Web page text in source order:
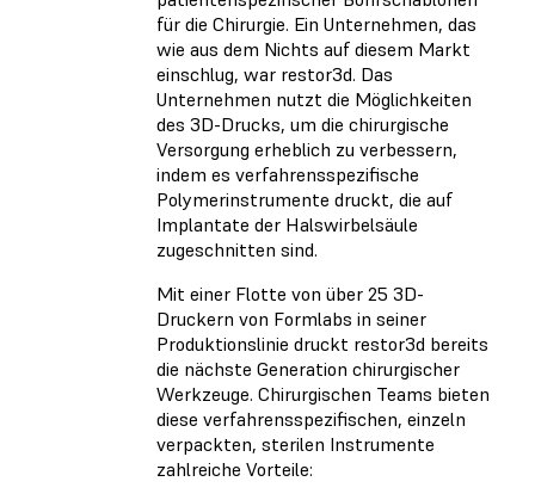
für die Chirurgie. Ein Unternehmen, das
wie aus dem Nichts auf diesem Markt
einschlug, war restor3d. Das
Unternehmen nutzt die Möglichkeiten
des 3D-Drucks, um die chirurgische
Versorgung erheblich zu verbessern,
indem es verfahrensspezifische
Polymerinstrumente druckt, die auf
Implantate der Halswirbelsäule
zugeschnitten sind.
Mit einer Flotte von über 25 3D-
Druckern von Formlabs in seiner
Produktionslinie druckt restor3d bereits
die nächste Generation chirurgischer
Werkzeuge. Chirurgischen Teams bieten
diese verfahrensspezifischen, einzeln
verpackten, sterilen Instrumente
zahlreiche Vorteile: